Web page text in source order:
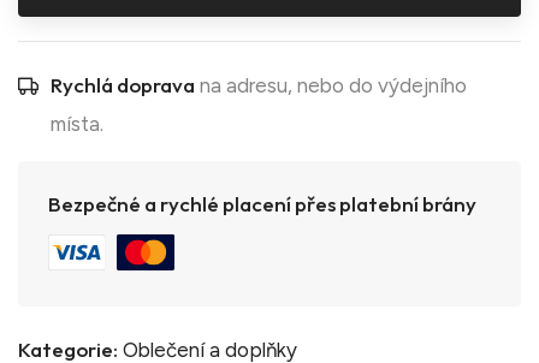
Rychlá doprava na adresu, nebo do výdejního
místa.
Bezpečné a rychlé placení přes platební brány
Kategorie: Oblečení a doplňky